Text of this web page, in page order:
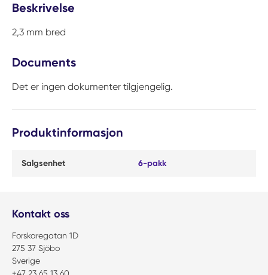
Beskrivelse
2,3 mm bred
Documents
Det er ingen dokumenter tilgjengelig.
Produktinformasjon
Salgsenhet 6-pakk
Kontakt oss
Forskaregatan 1D
275 37 Sjöbo
Sverige